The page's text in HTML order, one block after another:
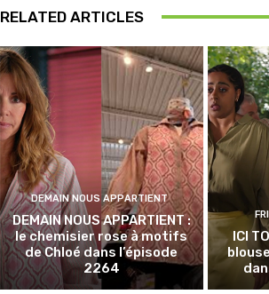
RELATED ARTICLES
DEMAIN NOUS APPARTIENT
DEMAIN NOUS APPARTIENT :
le chemisier rose à motifs
de Chloé dans l’épisode
2264
ICI